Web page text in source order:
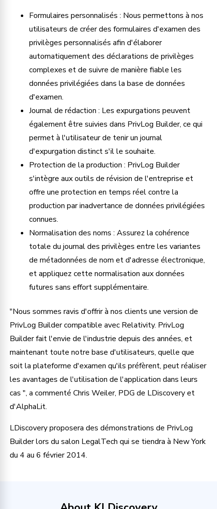
Formulaires personnalisés : Nous permettons à nos
utilisateurs de créer des formulaires d'examen des
privilèges personnalisés afin d'élaborer
automatiquement des déclarations de privilèges
complexes et de suivre de manière fiable les
données privilégiées dans la base de données
d'examen.
Journal de rédaction : Les expurgations peuvent
également être suivies dans PrivLog Builder, ce qui
permet à l'utilisateur de tenir un journal
d'expurgation distinct s'il le souhaite.
Protection de la production : PrivLog Builder
s'intègre aux outils de révision de l'entreprise et
offre une protection en temps réel contre la
production par inadvertance de données privilégiées
connues.
Normalisation des noms : Assurez la cohérence
totale du journal des privilèges entre les variantes
de métadonnées de nom et d'adresse électronique,
et appliquez cette normalisation aux données
futures sans effort supplémentaire.
"Nous sommes ravis d'offrir à nos clients une version de
PrivLog Builder compatible avec Relativity. PrivLog
Builder fait l'envie de l'industrie depuis des années, et
maintenant toute notre base d'utilisateurs, quelle que
soit la plateforme d'examen qu'ils préfèrent, peut réaliser
les avantages de l'utilisation de l'application dans leurs
cas ", a commenté Chris Weiler, PDG de LDiscovery et
d'AlphaLit.
LDiscovery proposera des démonstrations de PrivLog
Builder lors du salon LegalTech qui se tiendra à New York
du 4 au 6 février 2014.